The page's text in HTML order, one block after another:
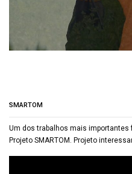
SMARTOM
Um dos trabalhos mais importantes
Projeto SMARTOM. Projeto